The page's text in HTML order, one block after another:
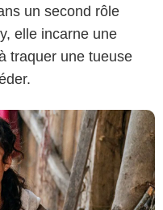
un second rôle
elle incarne une
traquer une tueuse